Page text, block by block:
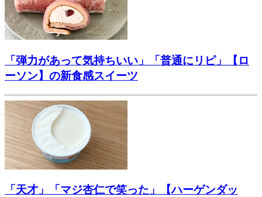
「弾力があって気持ちいい」「普通にリピ」【ロ
ーソン】の新食感スイーツ
「天才」「マジ杏仁で笑った」【ハーゲンダッ